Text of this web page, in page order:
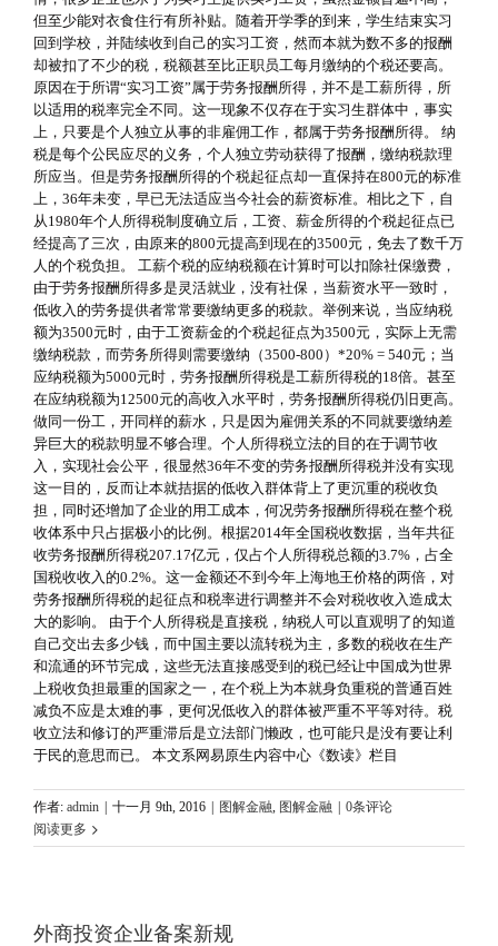
但至少能对衣食住行有所补贴。随着开学季的到来，学生结束实习
回到学校，并陆续收到自己的实习工资，然而本就为数不多的报酬
却被扣了不少的税，税额甚至比正职员工每月缴纳的个税还要高。
原因在于所谓“实习工资”属于劳务报酬所得，并不是工薪所得，所
以适用的税率完全不同。这一现象不仅存在于实习生群体中，事实
上，只要是个人独立从事的非雇佣工作，都属于劳务报酬所得。 纳
税是每个公民应尽的义务，个人独立劳动获得了报酬，缴纳税款理
所应当。但是劳务报酬所得的个税起征点却一直保持在800元的标准
上，36年未变，早已无法适应当今社会的薪资标准。相比之下，自
从1980年个人所得税制度确立后，工资、薪金所得的个税起征点已
经提高了三次，由原来的800元提高到现在的3500元，免去了数千万
人的个税负担。 工薪个税的应纳税额在计算时可以扣除社保缴费，
由于劳务报酬所得多是灵活就业，没有社保，当薪资水平一致时，
低收入的劳务提供者常常要缴纳更多的税款。举例来说，当应纳税
额为3500元时，由于工资薪金的个税起征点为3500元，实际上无需
缴纳税款，而劳务所得则需要缴纳（3500-800）*20% = 540元；当
应纳税额为5000元时，劳务报酬所得税是工薪所得税的18倍。甚至
在应纳税额为12500元的高收入水平时，劳务报酬所得税仍旧更高。
做同一份工，开同样的薪水，只是因为雇佣关系的不同就要缴纳差
异巨大的税款明显不够合理。个人所得税立法的目的在于调节收
入，实现社会公平，很显然36年不变的劳务报酬所得税并没有实现
这一目的，反而让本就拮据的低收入群体背上了更沉重的税收负
担，同时还增加了企业的用工成本，何况劳务报酬所得税在整个税
收体系中只占据极小的比例。根据2014年全国税收数据，当年共征
收劳务报酬所得税207.17亿元，仅占个人所得税总额的3.7%，占全
国税收收入的0.2%。这一金额还不到今年上海地王价格的两倍，对
劳务报酬所得税的起征点和税率进行调整并不会对税收收入造成太
大的影响。 由于个人所得税是直接税，纳税人可以直观明了的知道
自己交出去多少钱，而中国主要以流转税为主，多数的税收在生产
和流通的环节完成，这些无法直接感受到的税已经让中国成为世界
上税收负担最重的国家之一，在个税上为本就身负重税的普通百姓
减负不应是太难的事，更何况低收入的群体被严重不平等对待。税
收立法和修订的严重滞后是立法部门懒政，也可能只是没有要让利
于民的意思而已。 本文系网易原生内容中心《数读》栏目
作者: admin | 十一月 9th, 2016 | 图解金融 图解金融 | 0条评论
阅读更多
外商投资企业备案新规